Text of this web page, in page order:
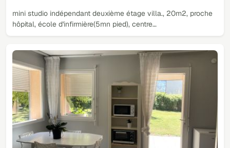
mini studio indépendant deuxième étage villa., 20m2, proche
hôpital, école d'infirmière(5mn pied), centre…